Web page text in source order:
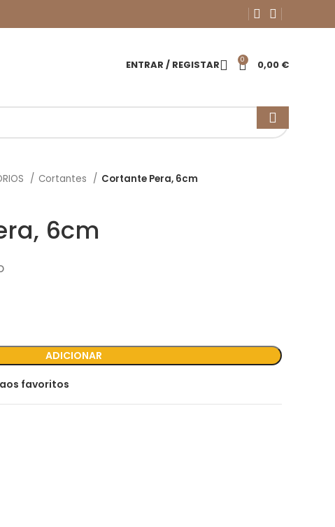
ENTRAR / REGISTAR 0 0,00 €
Cortantes Cortante Pera, 6cm
6cm
ADICIONAR
favoritos